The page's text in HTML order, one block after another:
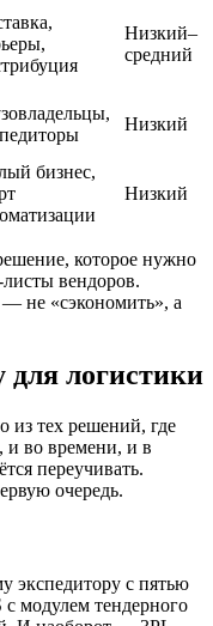
Низкий–
средний
Низкий
бизнес,
Низкий
которое нужно
вендоров.
не «сэкономить», а
логистики
из тех решений, где
и во времени, и в
переучивать.
очередь.
экспедитору с пятью
модулем тендерного